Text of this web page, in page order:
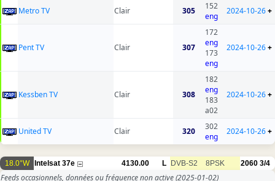
Metro TV Clair 305
152
eng
2024-10-26+
Pent TV Clair 307
172
eng
173
eng
2024-10-26+
Kessben TV Clair 308
182
eng
183
a02
2024-10-26+
United TV Clair 320
302
eng
2024-10-26+
18.0°W Intelsat 37e 4130.00 L DVB-S2 8PSK 2060 3/4
Feeds occasionnels, données ou fréquence non active(2025-01-02)